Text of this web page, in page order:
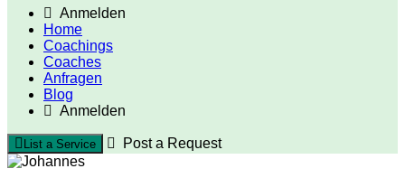
Anmelden
Home
Coachings
Coaches
Anfragen
Blog
Anmelden
List a Service Post a Request